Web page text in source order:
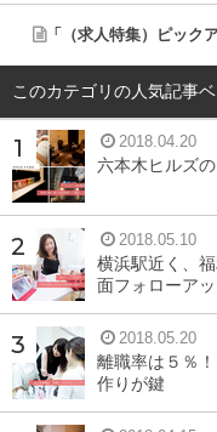
とができました。イン
で叶えられる働き方
「（求人特集）ピック
このカテゴリの人気記事
2018.04.20
六本木ヒルズ
2018.05.10
横浜駅近く、
面フォローアッ
2018.05.20
離職率は５％
作りが鍵